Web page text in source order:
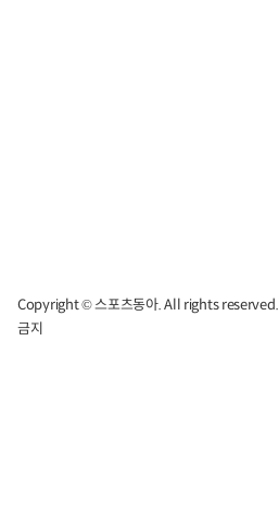
Copyright © 스포츠동아. All rights reserved.
금지